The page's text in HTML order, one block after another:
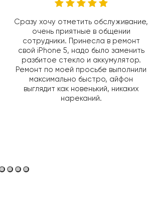
Сразу хочу отметить обслуживание,
очень приятные в общении
сотрудники. Принесла в ремонт
свой iPhone 5, надо было заменить
разбитое стекло и аккумулятор.
Ремонт по моей просьбе выполнили
максимально быстро, айфон
выглядит как новенький, никаких
нареканий.